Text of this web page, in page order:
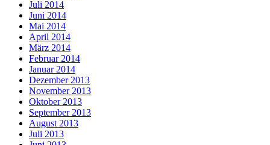
Juli 2014
Juni 2014
Mai 2014
April 2014
März 2014
Februar 2014
Januar 2014
Dezember 2013
November 2013
Oktober 2013
September 2013
August 2013
Juli 2013